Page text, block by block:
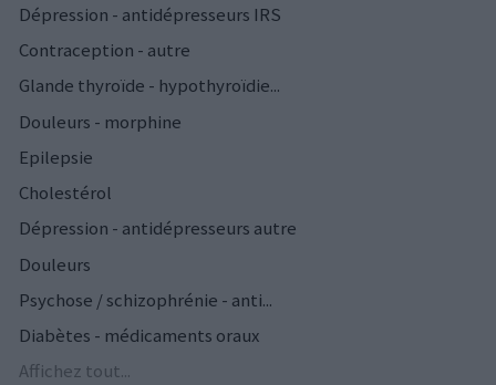
Dépression - antidépresseurs IRS
Contraception - autre
Glande thyroïde - hypothyroïdie...
Douleurs - morphine
Epilepsie
Cholestérol
Dépression - antidépresseurs autre
Douleurs
Psychose / schizophrénie - anti...
Diabètes - médicaments oraux
Affichez tout...